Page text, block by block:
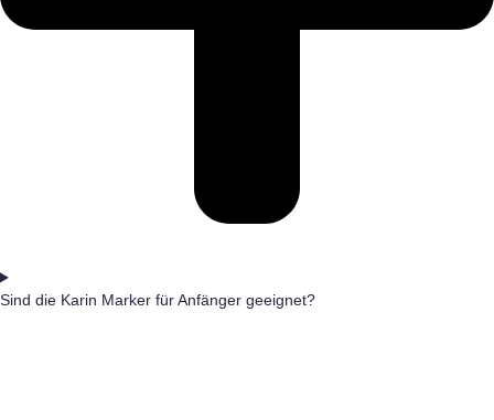
Sind die Karin Marker für Anfänger geeignet?